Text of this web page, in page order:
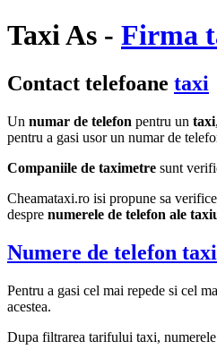
Taxi As - Firma
Contact telefoane taxi
Un numar de telefon pentru un taxi
pentru a gasi usor un numar de
Companiile de taximetre sunt
Cheamataxi.ro isi propune sa
despre numerele de telefon ale
Numere de telefon taxi
Pentru a gasi cel mai repede si cel
acestea.
Dupa filtrarea tarifului taxi,